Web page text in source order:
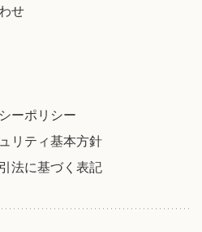
せ
ーポリシー
リティ基本方針
法に基づく表記